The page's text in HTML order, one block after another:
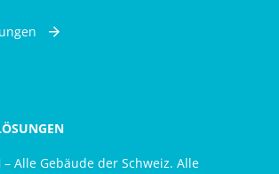
– Alle Gebäude der Schweiz. Alle